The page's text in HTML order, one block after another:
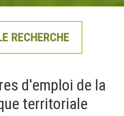
RECHERCHE
d'emploi de la
territoriale